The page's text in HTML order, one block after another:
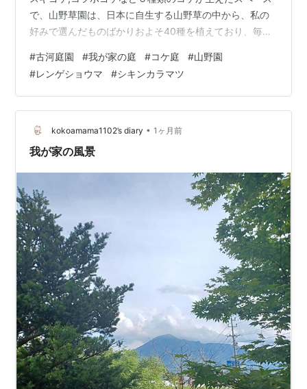
で、山野草園は、日本に自生する山野草の中から、私の
好みで選んだものばかりおよそ40種を植えており、毎
ケは、ハイゴケを中心にコツボゴケやシノブゴケなど全
体的に順調に生育しており、スギゴケもあちこちから生
えてきていて、小群落はだいぶ広がり始めている。ただ
し、最近「カタヒバ」が繁茂し始めた。 カタヒバはイワ
ヒバ科で、以前からコケ庭の周囲に生えていたが、地下
茎を伸ばし少しずつコケ庭に侵入してき…
#古河庭園 #我が家の庭 #コケ庭 #山野園
#レンゲショウマ #シキンカラマツ
kokoamama1102’s diary • 1ヶ月前
我が家の風景